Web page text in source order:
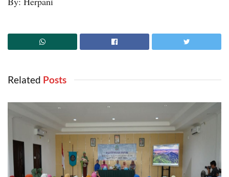
Related ‎ Posts